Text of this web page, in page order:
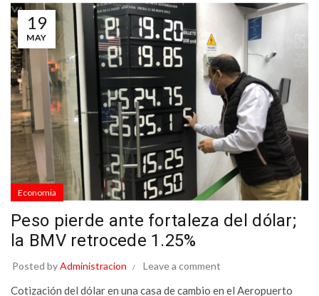
19
MAY
Economia
Peso pierde ante fortaleza del dólar;
la BMV retrocede 1.25%
Posted byAdministracion Leave a comment
Cotización del dólar en una casa de cambio en el Aeropuerto